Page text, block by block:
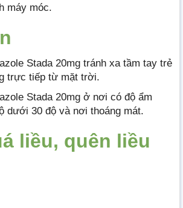
máy móc.
Stada 20mg tránh xa tầm tay trẻ
trực tiếp từ mặt trời.
Stada 20mg ở nơi có độ ẩm
dưới 30 độ và nơi thoáng mát.
liều, quên liều